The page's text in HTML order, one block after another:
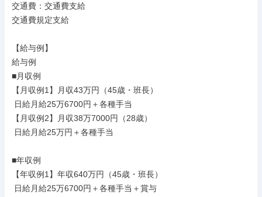
交通費：交通費支給
交通費規定支給
【給与例】
給与例
■月収例
【月収例1】月収43万円（45歳・班長）
【月収例2】月収38万7000円（28歳）
■年収例
【年収例1】年収640万円（45歳・班長）